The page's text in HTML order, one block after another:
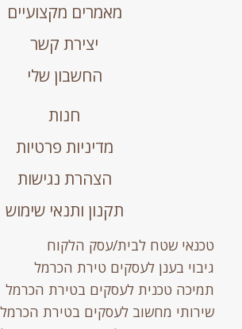
מאמרים מקצועיים
יצירת קשר
החשבון שלי
חנות
מדיניות פרטיות
הצהרת נגישות
תקנון ותנאי שימוש
טכנאי שטח לבית/עסק הלקוח
גיבוי בענן לעסקים טירת הכרמל
תמיכה טכנית לעסקים בטירת הכרמל
שירותי מחשוב לעסקים בטירת הכרמל